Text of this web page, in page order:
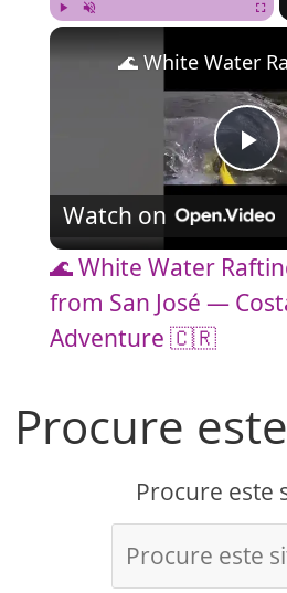
P
l
a
V
i
d
Watch on
🌊 White Water
from San José —
Adventure 🇨🇷
Procure
Procure este